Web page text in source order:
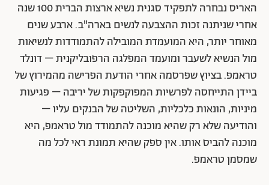
האריס נבחרה לתפקיד סגנית נשיא ארצות הברית 100 שנה
אחרי שניתנה זכות ההצבעה לנשים בארה"ב. ארבע שנים
מאוחר יותר, היא המועמדת המובילה להתמודדות לנשיאות
מול הנשיא לשעבר ומועמד המפלגה הרפובליקנית – דונלד
טראמפ. בציוץ שפרסמה אחרי הודעת הפרישה מהמירוץ של
ביידן התייחסה לפרשיות המפוקפקות של יריבה – פגיעות
מיניות, הונאות כלכליות, השליטה של הבנקים עליו –
והודיעה שלא רק שהיא מוכנה להתמודד מול טראמפ, היא
מוכנה להביס אותו. אין ספק שהיא תמונת ראי לכל מה
שמסמן טראמפ.